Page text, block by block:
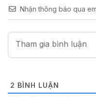
Nhận thông báo qua
2 BÌNH LUẬN